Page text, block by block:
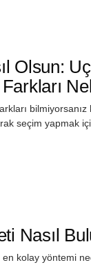
Olsun:
Farkları
seçim yapmak
Nasıl
en kolay yöntemi